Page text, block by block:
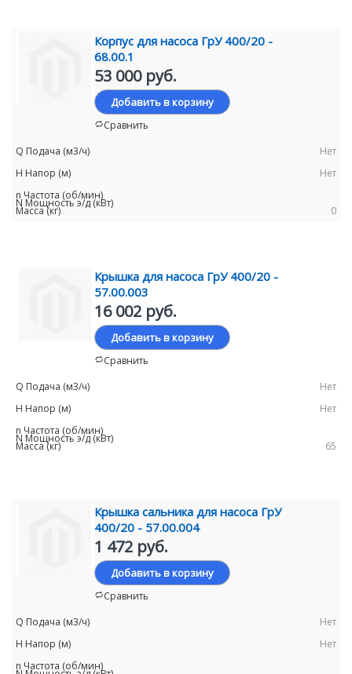
Корпус для насоса ГрУ 400/20 -
68.00.1
53 000 руб.
Добавить в корзину
Сравнить
Нет
Нет
0
Крышка для насоса ГрУ 400/20 -
57.00.003
16 002 руб.
Добавить в корзину
Сравнить
Нет
Нет
65
Крышка сальника для насоса ГрУ
400/20 - 57.00.004
1 472 руб.
Добавить в корзину
Сравнить
Нет
Нет